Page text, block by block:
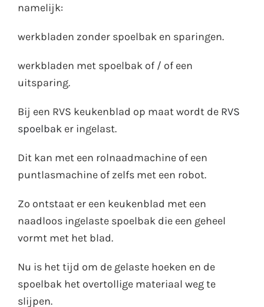
namelijk:
werkbladen zonder spoelbak en sparingen.
werkbladen met spoelbak of / of een
uitsparing.
Bij een RVS keukenblad op maat wordt de RVS
spoelbak er ingelast.
Dit kan met een rolnaadmachine of een
puntlasmachine of zelfs met een robot.
Zo ontstaat er een keukenblad met een
naadloos ingelaste spoelbak die een geheel
vormt met het blad.
Nu is het tijd om de gelaste hoeken en de
spoelbak het overtollige materiaal weg te
slijpen.